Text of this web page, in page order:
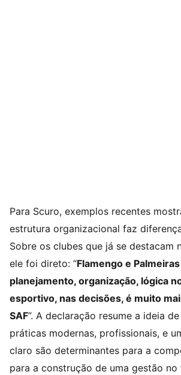
Para Scuro, exemplos recentes
estrutura organizacional faz
Sobre os clubes que já se destacam
ele foi direto: “Flamengo e
planejamento, organização, lógica
esportivo, nas decisões, é muito
SAF”. A declaração resume a ideia
práticas modernas, profissionais, e
claro são determinantes para a
para a construção de uma gestão